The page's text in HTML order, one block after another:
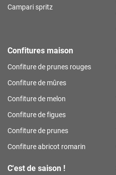
Campari spritz
Confitures maison
Confiture de prunes rouges
Confiture de mûres
Confiture de melon
Confiture de figues
Confiture de prunes
Confiture abricot romarin
C'est de saison !